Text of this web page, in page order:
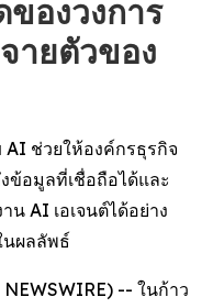
องวงการ
ายตัวของ
ช่วยให้องค์กรธุรกิจ
ข้อมูลที่เชื่อถือได้และ
AI เอเจนต์ได้อย่าง
นผลลัพธ์
-- ในก้าว